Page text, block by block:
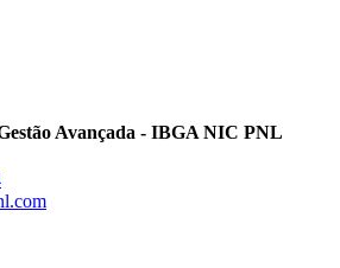
Avançada - IBGA NIC PNL